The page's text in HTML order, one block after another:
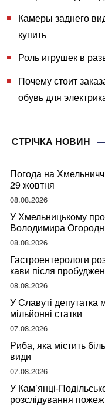
Камеры заднего
купить
Роль игрушек в
Почему стоит
обувь для
СТРІЧКА НОВИН
Погода на
29 жовтня
08.08.2026
У Хмельницькому
Володимира
08.08.2026
Гастроентерологи
кави після
08.08.2026
У Славуті депутатка
мільйонні статки
07.08.2026
Риба, яка містить
види
07.08.2026
У Кам’янці-
розслідування